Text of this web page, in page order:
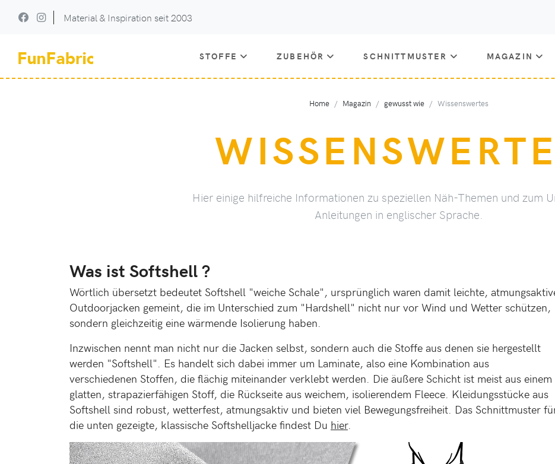
Material & Inspiration seit 2003
STOFFE ZUBEHÖR SCHNITTMUSTER MAGAZIN
Home Magazin gewusst wie Wissenswertes
Hier einige hilfreiche Informationen zu speziellen Näh-Themen und zum
Anleitungen in englischer Sprache.
Was ist Softshell ?
Wörtlich übersetzt bedeutet Softshell "weiche Schale", ursprünglich waren damit leichte,
Outdoorjacken gemeint, die im Unterschied zum "Hardshell" nicht nur vor Wind und Wetter schützen,
sondern gleichzeitig eine wärmende Isolierung haben.
Inzwischen nennt man nicht nur die Jacken selbst, sondern auch die Stoffe aus denen sie hergestellt
werden "Softshell". Es handelt sich dabei immer um Laminate, also eine Kombination aus
verschiedenen Stoffen, die flächig miteinander verklebt werden. Die äußere Schicht ist meist aus einem
glatten, strapazierfähigen Stoff, die Rückseite aus weichem, isolierendem Fleece. Kleidungsstücke aus
Softshell sind robust, wetterfest, atmungsaktiv und bieten viel Bewegungsfreiheit. Das Schnittmuster
die unten gezeigte, klassische Softshelljacke findest Du hier.